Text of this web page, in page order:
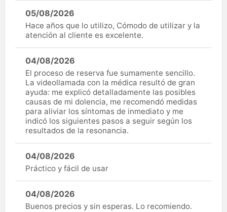
05/08/2026
Hace años que lo utilizo, Cómodo de utilizar y la
atención al cliente es excelente.
04/08/2026
El proceso de reserva fue sumamente sencillo.
La videollamada con la médica resultó de gran
ayuda: me explicó detalladamente las posibles
causas de mi dolencia, me recomendó medidas
para aliviar los síntomas de inmediato y me
indicó los siguientes pasos a seguir según los
resultados de la resonancia.
04/08/2026
Práctico y fácil de usar
04/08/2026
Buenos precios y sin esperas. Lo recomiendo.